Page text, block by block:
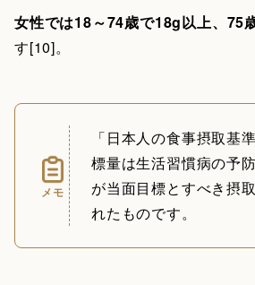
女性では18～74歳で18g以上、75
す[10]。
メモ
「日本人の食事摂取基
標量は生活習慣病の予
が当面目標とすべき摂
れたものです。